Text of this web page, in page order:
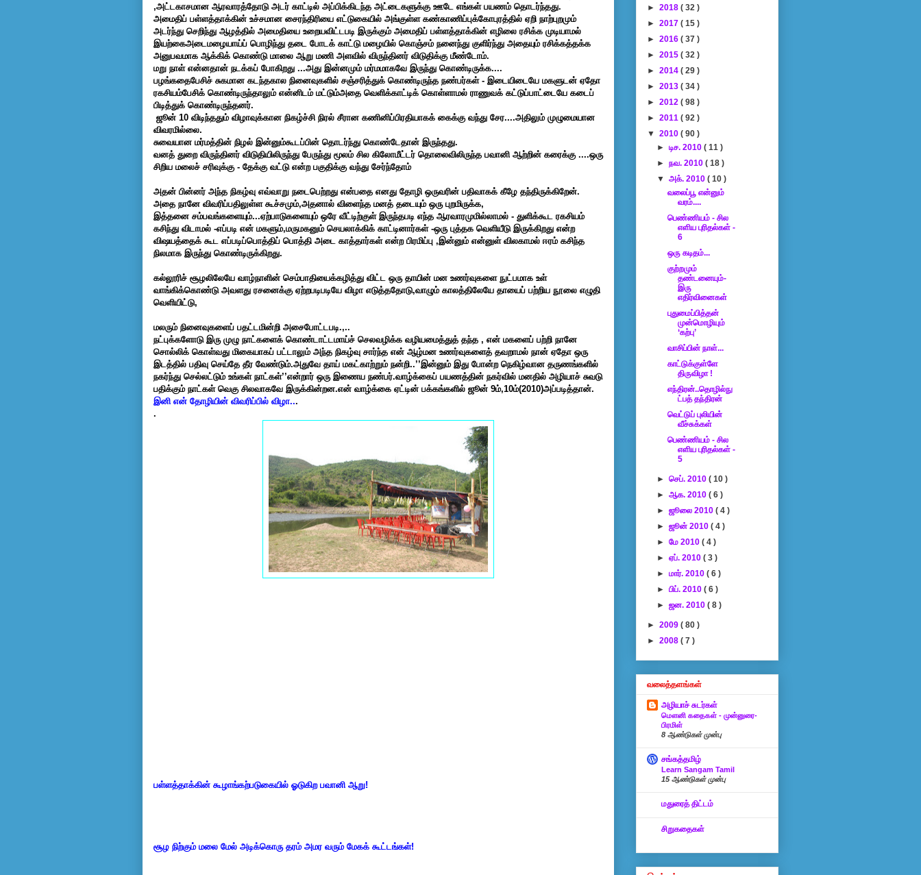
,அட்டகாசமான ஆரவாரத்தோடு அடர் காட்டில் அப்பிக்கிடந்த அட்டைகளுக்கு ஊடே எங்கள் பயணம் தொடர்ந்தது.
அமைதிப் பள்ளத்தாக்கின் உச்சமான சைரந்திரியை எட்டுகையில் அங்குள்ள கண்காணிப்புக்கோபுரத்தில் ஏறி நாற்புறமும்
அடர்ந்து செறிந்து ஆழத்தில் அமைதியை உறையவிட்டபடி இருக்கும் அமைதிப் பள்ளத்தாக்கின் எழிலை ரசிக்க முடியாமல்
இயற்கைஅடைமழையாய்ப் பொழிந்து தடை போடக் காட்டு மழையில் கொஞ்சம் நனைந்து குளிர்ந்து அதையும் ரசிக்கத்தக்க
அனுபவமாக ஆக்கிக் கொண்டு மாலை ஆறு மணி அளவில் விருந்தினர் விடுதிக்கு மீண்டோம்.
மறு நாள் என்னதான் நடக்கப் போகிறது ...அது இன்னமும் மர்மமாகவே இருந்து கொண்டிருக்க....
பழங்கதைபேசிச் சுகமான கடந்தகால நினைவுகளில் சஞ்சரித்துக் கொண்டிருந்த நண்பர்கள் - இடையிடையே மகளுடன் ஏதோ
ரகசியம்பேசிக் கொண்டிருந்தாலும் என்னிடம் மட்டும்அதை வெளிக்காட்டிக் கொள்ளாமல் ராணுவக் கட்டுப்பாட்டையே கடைப்
பிடித்துக் கொண்டிருந்தனர்.
ஜூன் 10 விடிந்ததும் விழாவுக்கான நிகழ்ச்சி நிரல் சீரான கணினிப்பிரதியாகக் கைக்கு வந்து சேர....அதிலும் முழுமையான
விவரமில்லை.
சுவையான மர்மத்தின் நிழல் இன்னும்கூடப்பின் தொடர்ந்து கொண்டேதான் இருந்தது.
வனத் துறை விருந்தினர் விடுதியிலிருந்து பேருந்து மூலம் சில கிலோமீட்டர் தொலைவிலிருந்த பவானி ஆற்றின் கரைக்கு ....ஒரு
சிறிய மலைச் சரிவுக்கு - தேக்கு வட்டு என்ற பகுதிக்கு வந்து சேர்ந்தோம்
அதன் பின்னர் அந்த நிகழ்வு எவ்வாறு நடைபெற்றது என்பதை எனது தோழி ஒருவரின் பதிவாகக் கீழே தந்திருக்கிறேன்.
அதை நானே விவரிப்பதிலுள்ள கூச்சமும்,அதனால் விளைந்த மனத் தடையும் ஒரு புறமிருக்க,
இத்தனை சம்பவங்களையும்...ஏற்பாடுகளையும் ஒரே வீட்டிற்குள் இருந்தபடி எந்த ஆரவாரமுமில்லாமல் - துளிக்கூட ரகசியம்
கசிந்து விடாமல் -எப்படி என் மகளும்,மருமகனும் செயலாக்கிக் காட்டினார்கள் -ஒரு புத்தக வெளியீடு இருக்கிறது என்ற
விஷயத்தைக் கூட எப்படிப்பொத்திப் பொத்தி அடை காத்தார்கள் என்ற பிரமிப்பு ,இன்னும் என்னுள் விலகாமல் ஈரம் கசிந்த
நிலமாக இருந்து கொண்டிருக்கிறது.
கல்லூரிச் சூழலிலேயே வாழ்நாளின் செம்பாதியைக்கழித்து விட்ட ஒரு தாயின் மன உணர்வுகளை நுட்பமாக உள்
வாங்கிக்கொண்டு அவளது ரசனைக்கு ஏற்றபடிபடியே விழா எடுத்ததோடு,வாழும் காலத்திலேயே தாயைப் பற்றிய நூலை எழுதி
வெளியிட்டு,
மலரும் நினைவுகளைப் பதட்டமின்றி அசைபோட்டபடி.,..
நட்புக்களோடு இரு முழு நாட்களைக் கொண்டாட்டமாய்ச் செலவழிக்க வழியமைத்துத் தந்த , என் மகளைப் பற்றி நானே
சொல்லிக் கொள்வது மிகையாகப் பட்டாலும் அந்த நிகழ்வு சார்ந்த என் ஆழ்மன உணர்வுகளைத் தவறாமல் நான் ஏதோ ஒரு
இடத்தில் பதிவு செய்தே தீர வேண்டும்.அதுவே தாய் மகட்காற்றும் நன்றி..’’இன்னும் இது போன்ற நெகிழ்வான தருணங்களில்
நகர்ந்து செல்லட்டும் உங்கள் நாட்கள்’’என்றார் ஒரு இணைய நண்பர்.வாழ்க்கைப் பயணத்தின் நகர்வில் மனதில் அழியாச் சுவடு
பதிக்கும் நாட்கள் வெகு சிலவாகவே இருக்கின்றன.என் வாழ்க்கை ஏட்டின் பக்கங்களில் ஜூன் 9ம்,10ம்(2010)அப்படித்தான்.
இனி என் தோழியின் விவரிப்பில் விழா...
.
பள்ளத்தாக்கின் கூழாங்கற்படுகையில் ஓடுகிற பவானி ஆறு!
சூழ நிற்கும் மலை மேல் அடிக்கொரு தரம் அமர வரும் மேகக் கூட்டங்கள்!
► 2018 ( 32 )
► 2017 ( 15 )
► 2016 ( 37 )
► 2015 ( 32 )
► 2014 ( 29 )
► 2013 ( 34 )
► 2012 ( 98 )
► 2011 ( 92 )
▼ 2010 ( 90 )
►டிச. 2010( 11 )
►நவ. 2010( 18 )
▼அக். 2010( 10 )
வலைப்பூ என்னும்
வரம்....
பெண்ணியம் - சில
எளிய புரிதல்கள் -
6
ஒரு கடிதம்...
குற்றமும்
தண்டனையும்-
இரு
எதிர்வினைகள்
புதுமைப்பித்தன்
முன்மொழியும்
‘கற்பு’
வாசிப்பின் நாள்...
காட்டுக்குள்ளே
திருவிழா !
எந்திரன்..தொழில்நு
ட்பத் தந்திரன்
வெட்டுப் புலியின்
வீச்சுக்கள்
பெண்ணியம் - சில
எளிய புரிதல்கள் -
5
►செப். 2010( 10 )
►ஆக. 2010( 6 )
►ஜூலை 2010( 4 )
►ஜூன் 2010( 4 )
►மே 2010( 4 )
►ஏப். 2010( 3 )
►மார். 2010( 6 )
►பிப். 2010( 6 )
►ஜன. 2010( 8 )
► 2009 ( 80 )
► 2008 ( 7 )
வலைத்தளங்கள்
அழியாச் சுடர்கள்
மௌனி கதைகள் - முன்னுரை-
பிரமிள்
8 ஆண்டுகள் முன்பு
சங்கத்தமிழ்
Learn Sangam Tamil
15 ஆண்டுகள் முன்பு
மதுரைத் திட்டம்
சிறுகதைகள்